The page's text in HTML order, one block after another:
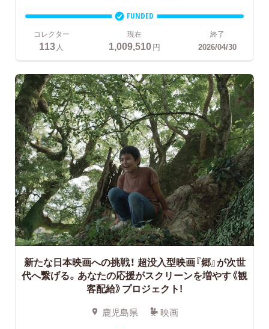
FUNDED
コレクター
113 人
現在
1,009,510円
終了
2026/04/30
新たな日本映画への挑戦！ 超没入型映画『郷』が次世
代へ繋げる。あなたの応援がスクリーンを増やす《観
客配給》プロジェクト!
鹿児島県 映画